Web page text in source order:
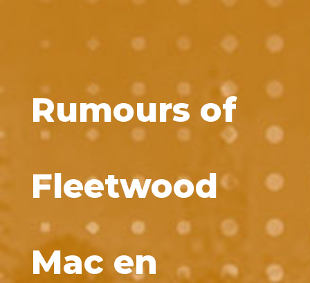
Rumours of
Fleetwood
Mac en